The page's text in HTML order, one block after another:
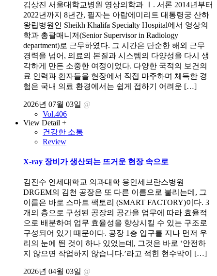
김상진 서울대학교병원 영상의학과 Ⅰ. 서론 2014년부터
2022년까지 8년간, 필자는 아랍에미리트 대통령궁 산하
왕립병원인 Sheikh Khalifa Specialty Hospital에서 영상의
학과 총괄매니저(Senior Supervisor in Radiology
department)로 근무하였다. 그 시간은 단순한 해외 근무
경력을 넘어, 의료의 본질과 시스템의 다양성을 다시 생
각하게 만든 소중한 여정이었다. 다양한 국적의 보건의
료 인력과 환자들을 현장에서 직접 마주하며 체득한 경
험은 국내 의료 환경에서는 쉽게 접하기 어려운 […]
2026년 07월 03일 @
Vol.406
View Detail +
건강한 소통
Review
X-ray 장비가 생산되는 뜨거운 현장 속으로
김진수 연세대학교 의과대학 용인세브란스병원
DRGEM의 김천 공장은 또 다른 이름으로 불리는데, 그
이름은 바로 스마트 팩토리 (SMART FACTORY)이다. 3
개의 층으로 구성된 공장의 공간을 업무에 따라 효율적
으로 배분하여 업무 효율성을 향상시킬 수 있는 구조로
구성되어 있기 때문이다. 공장 1층 입구를 지나 먼저 우
리의 눈에 띈 것이 하나 있었는데, 그것은 바로 ‘안전하
지 않으면 작업하지 않습니다.’라고 적힌 현수막이 […]
2026년 04월 03일 @